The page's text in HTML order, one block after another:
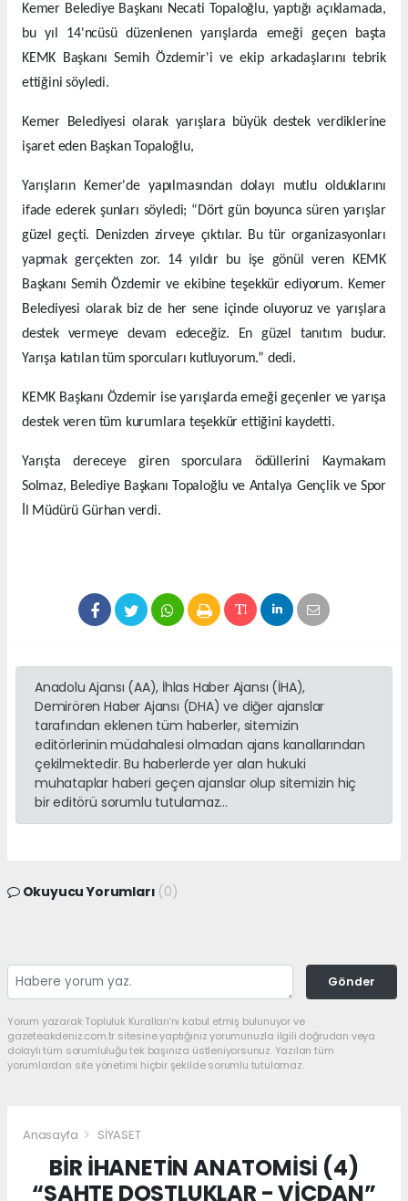
Kemer Belediye Başkanı Necati Topaloğlu, yaptığı açıklamada,
bu yıl 14'ncüsü düzenlenen yarışlarda emeği geçen başta
KEMK Başkanı Semih Özdemir'i ve ekip arkadaşlarını tebrik
ettiğini söyledi.
Kemer Belediyesi olarak yarışlara büyük destek verdiklerine
işaret eden Başkan Topaloğlu,
Yarışların Kemer'de yapılmasından dolayı mutlu olduklarını
ifade ederek şunları söyledi; “Dört gün boyunca süren yarışlar
güzel geçti. Denizden zirveye çıktılar. Bu tür organizasyonları
yapmak gerçekten zor. 14 yıldır bu işe gönül veren KEMK
Başkanı Semih Özdemir ve ekibine teşekkür ediyorum. Kemer
Belediyesi olarak biz de her sene içinde oluyoruz ve yarışlara
destek vermeye devam edeceğiz. En güzel tanıtım budur.
Yarışa katılan tüm sporcuları kutluyorum.” dedi.
KEMK Başkanı Özdemir ise yarışlarda emeği geçenler ve yarışa
destek veren tüm kurumlara teşekkür ettiğini kaydetti.
Yarışta dereceye giren sporculara ödüllerini Kaymakam
Solmaz, Belediye Başkanı Topaloğlu ve Antalya Gençlik ve Spor
İl Müdürü Gürhan verdi.
Anadolu Ajansı (AA), İhlas Haber Ajansı (İHA),
Demirören Haber Ajansı (DHA) ve diğer ajanslar
tarafından eklenen tüm haberler, sitemizin
editörlerinin müdahalesi olmadan ajans kanallarından
çekilmektedir. Bu haberlerde yer alan hukuki
muhataplar haberi geçen ajanslar olup sitemizin hiç
bir editörü sorumlu tutulamaz...
Okuyucu Yorumları (0)
Gönder
Yorum yazarak Topluluk Kuralları’nı kabul etmiş bulunuyor ve
gazeteakdeniz.com.tr sitesine yaptığınız yorumunuzla ilgili doğrudan veya
dolaylı tüm sorumluluğu tek başınıza üstleniyorsunuz. Yazılan tüm
yorumlardan site yönetimi hiçbir şekilde sorumlu tutulamaz.
Anasayfa SİYASET
BİR İHANETİN ANATOMİSİ (4)
“SAHTE DOSTLUKLAR - VİCDAN”